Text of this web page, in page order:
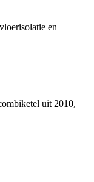
en
uit 2010,